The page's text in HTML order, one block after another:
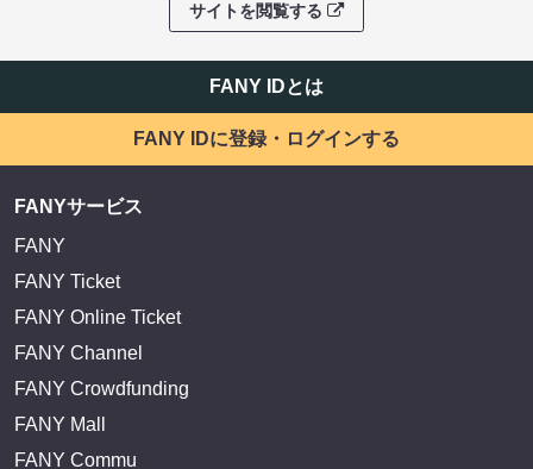
サイトを閲覧する
FANY IDとは
FANY IDに登録・ログインする
FANYサービス
FANY
FANY Ticket
FANY Online Ticket
FANY Channel
FANY Crowdfunding
FANY Mall
FANY Commu